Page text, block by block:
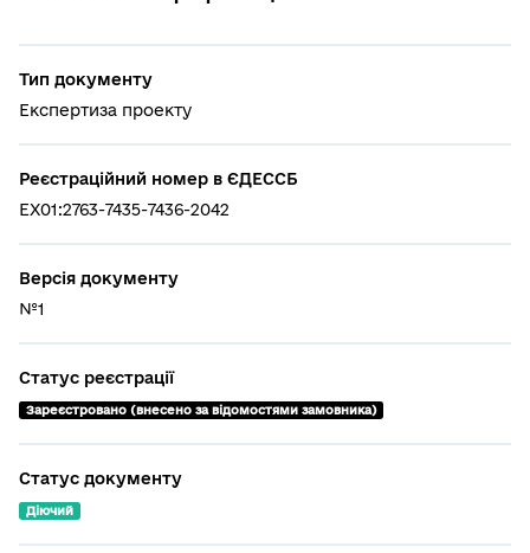
Тип документу
Експертиза проекту
Реєстраційний номер в ЄДЕССБ
EX01:2763-7435-7436-2042
Версія документу
№1
Статус реєстрації
Зареєстровано (внесено за відомостями замовника)
Статус документу
Діючий